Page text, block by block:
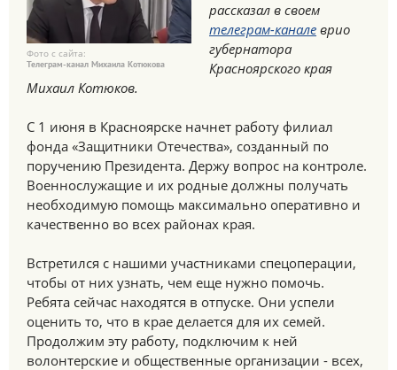
Фото с сайта:
Телеграм-канал Михаила Котюкова
рассказал в своем
телеграм-канале врио
губернатора
Красноярского края
Михаил Котюков.
С 1 июня в Красноярске начнет работу филиал
фонда «Защитники Отечества», созданный по
поручению Президента. Держу вопрос на контроле.
Военнослужащие и их родные должны получать
необходимую помощь максимально оперативно и
качественно во всех районах края.
Встретился с нашими участниками спецоперации,
чтобы от них узнать, чем еще нужно помочь.
Ребята сейчас находятся в отпуске. Они успели
оценить то, что в крае делается для их семей.
Продолжим эту работу, подключим к ней
волонтерские и общественные организации - всех,